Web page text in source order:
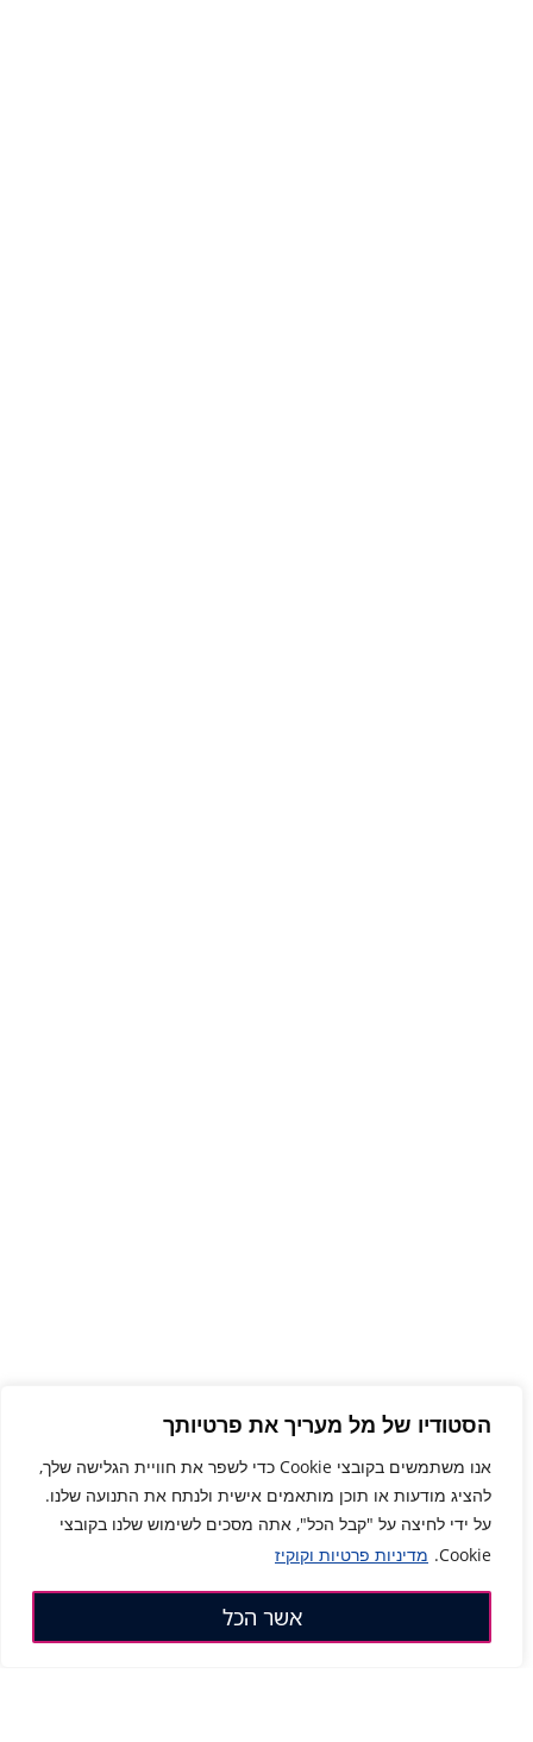
הסטודיו של מל מעריך את פרטיותך
אנו משתמשים בקובצי Cookie כדי לשפר את חוויית הגלישה שלך,
להציג מודעות או תוכן מותאמים אישית ולנתח את התנועה שלנו.
על ידי לחיצה על "קבל הכל", אתה מסכים לשימוש שלנו בקובצי
Cookie. מדיניות פרטיות וקוקיז
אשר הכל
דברו איתי בוואטסאפ! 👋